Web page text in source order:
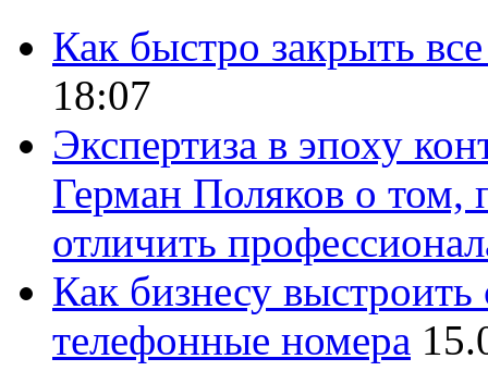
Как быстро закрыть
18:07
Экспертиза в эпоху
Герман Поляков о том,
отличить
Как бизнесу
телефонные номера